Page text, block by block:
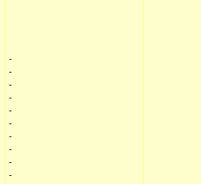
-
-
-
-
-
-
-
-
-
-